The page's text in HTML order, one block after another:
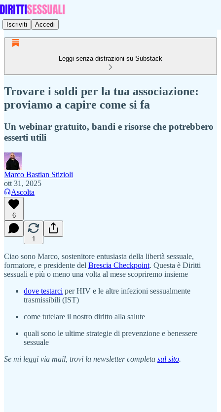
Iscriviti Accedi
Leggi senza distrazioni su Substack
Trovare i soldi per la tua associazione:
proviamo a capire come si fa
Un webinar gratuito, bandi e risorse che potrebbero
esserti utili
Marco Bastian Stizioli
ott 31, 2025
Ascolta
6
1
Ciao sono Marco, sostenitore entusiasta della libertà sessuale,
formatore, e presidente del Brescia Checkpoint. Questa è Diritti
sessuali e più o meno una volta al mese scopriremo insieme
dove testarci per HIV e le altre infezioni sessualmente
trasmissibili (IST)
come tutelare il nostro diritto alla salute
quali sono le ultime strategie di prevenzione e benessere
sessuale
Se mi leggi via mail, trovi la newsletter completa sul sito.